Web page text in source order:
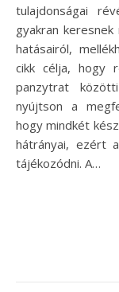
tulajdonságai
gyakran
hatásairól,
cikk célja, hogy
panzytrat
nyújtson a
hogy mindkét
hátrányai, ezért
tájékozódni. A…